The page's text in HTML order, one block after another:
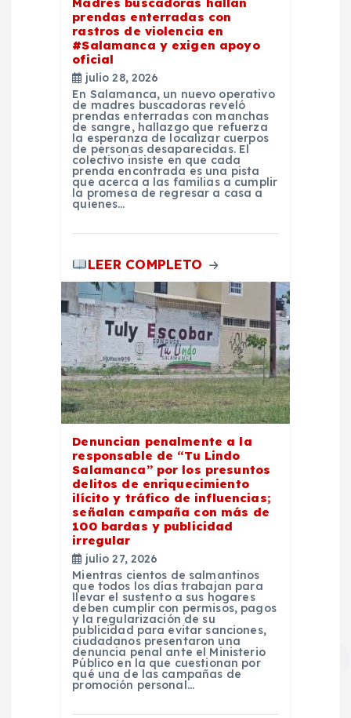
prendas enterradas con
rastros de violencia en
#Salamanca y exigen apoyo
oficial
julio 28, 2026
En Salamanca, un nuevo operativo
de madres buscadoras reveló
prendas enterradas con manchas
de sangre, hallazgo que refuerza
la esperanza de localizar cuerpos
de personas desaparecidas. El
colectivo insiste en que cada
prenda encontrada es una pista
que acerca a las familias a cumplir
la promesa de regresar a casa a
quienes…
LEER COMPLETO
Denuncian penalmente a la
responsable de “Tu Lindo
Salamanca” por los presuntos
delitos de enriquecimiento
ilícito y tráfico de influencias;
señalan campaña con más de
100 bardas y publicidad
irregular
julio 27, 2026
Mientras cientos de salmantinos
que todos los días trabajan para
llevar el sustento a sus hogares
deben cumplir con permisos, pagos
y la regularización de su
publicidad para evitar sanciones,
ciudadanos presentaron una
denuncia penal ante el Ministerio
Público en la que cuestionan por
qué una de las campañas de
promoción personal…